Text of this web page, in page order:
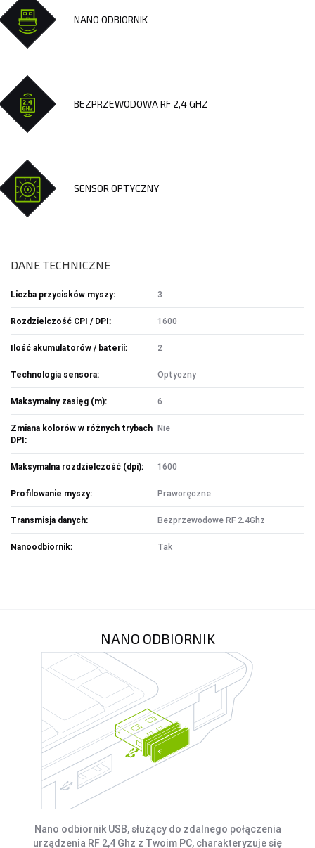
SMARTWATCHE
KABLE
UCHWYTY DO SMARTFONÓW
KREATYWNE
WALKIE TALKIE
UCHWYTY TV/LCD
TV BOX
ŚRODKI CZYSZCZĄCE
PROJEKTORY
LISTWY I PRZEDŁUŻACZE
LISTWY ZASILAJĄCE
PRZEDŁUŻACZE
OŚWIETLENIE
OŚWIETLENIE AMBIENTOWE
LAMPY PIERŚCIENIOWE
LAMPKI TURYSTYCZNE
OŚWIETLENIE SOLARNE
OBUDOWY HDD, HUBY USB
CZYTNIK KART
HOBBY & TRAVEL
NAMIOTY I MATY
PRYSZNICE TURYSTYCZNE
NARZĘDZIA
NANO ODBIORNIK
BEZPRZEWODOWA RF 2,4 GHZ
SENSOR OPTYCZNY
DANE TECHNICZNE
Liczba przycisków myszy: 3
Rozdzielczość CPI / DPI: 1600
Ilość akumulatorów / baterii: 2
Technologia sensora: Optyczny
Maksymalny zasięg (m): 6
Zmiana kolorów w różnych trybach
DPI:
Nie
Maksymalna rozdzielczość (dpi): 1600
Profilowanie myszy: Praworęczne
Transmisja danych: Bezprzewodowe RF 2.4Ghz
Nanoodbiornik: Tak
NANO ODBIORNIK
Nano odbiornik USB, służący do zdalnego połączenia
urządzenia RF 2,4 Ghz z Twoim PC, charakteryzuje się